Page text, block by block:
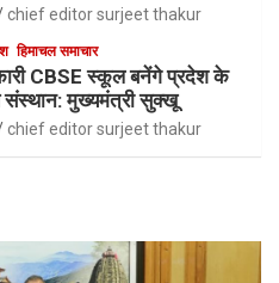
chief editor surjeet thakur
हिमाचल समाचार
CBSE स्कूल बनेंगे प्रदेश के
संस्थान: मुख्यमंत्री सुक्खू
chief editor surjeet thakur